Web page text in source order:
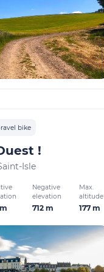
bike
!
Isle
Negative
elevation
712 m
Max.
altitude
177 m